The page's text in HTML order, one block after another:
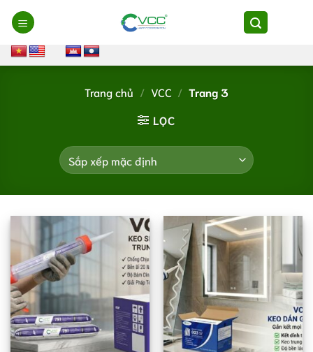
Chuyển
đến
nội
dung
Trang chủ / VCC / Trang 3
LỌC